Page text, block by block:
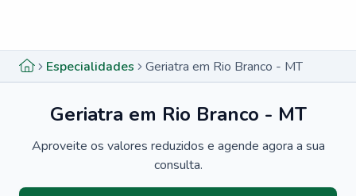
Especialidades Geriatra em Rio Branco - MT
Geriatra em Rio Branco - MT
Aproveite os valores reduzidos e agende agora a sua
consulta.